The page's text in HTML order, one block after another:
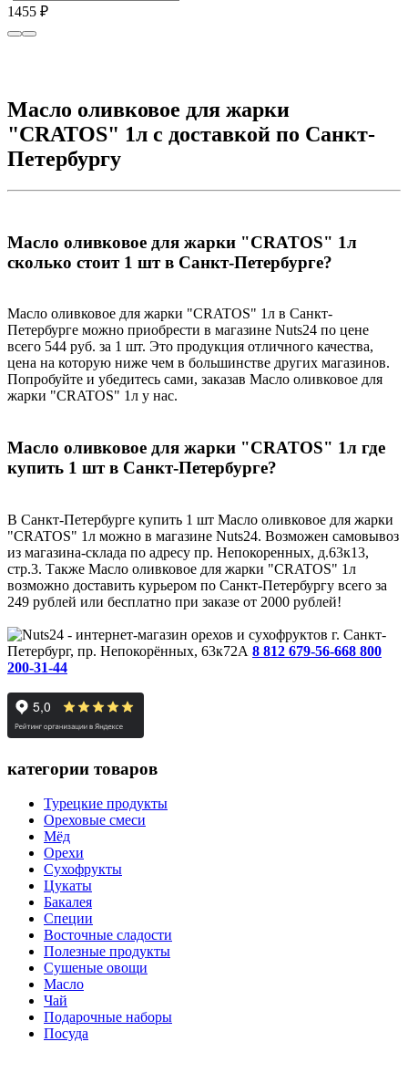
1455 ₽
Масло оливковое для жарки
"CRATOS" 1л с доставкой по Санкт-
Петербургу
Масло оливковое для жарки "CRATOS" 1л
сколько стоит 1 шт в Санкт-Петербурге?
Масло оливковое для жарки "CRATOS" 1л в Санкт-
Петербурге можно приобрести в магазине Nuts24 по цене
всего 544 руб. за 1 шт. Это продукция отличного качества,
цена на которую ниже чем в большинстве других магазинов.
Попробуйте и убедитесь сами, заказав Масло оливковое для
жарки "CRATOS" 1л у нас.
Масло оливковое для жарки "CRATOS" 1л где
купить 1 шт в Санкт-Петербурге?
В Санкт-Петербурге купить 1 шт Масло оливковое для жарки
"CRATOS" 1л можно в магазине Nuts24. Возможен самовывоз
из магазина-склада по адресу пр. Непокоренных, д.63к13,
стр.3. Также Масло оливковое для жарки "CRATOS" 1л
возможно доставить курьером по Санкт-Петербургу всего за
249 рублей или бесплатно при заказе от 2000 рублей!
г. Санкт-
Петербург, пр. Непокорённых, 63к72А 8 812 679-56-668 800
200-31-44
категории товаров
Турецкие продукты
Ореховые смеси
Мёд
Орехи
Сухофрукты
Цукаты
Бакалея
Специи
Восточные сладости
Полезные продукты
Сушеные овощи
Масло
Чай
Подарочные наборы
Посуда